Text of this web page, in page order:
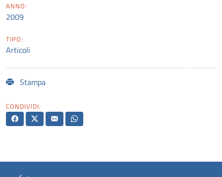
ANNO:
2009
TIPO:
Articoli
Stampa
CONDIVIDI: